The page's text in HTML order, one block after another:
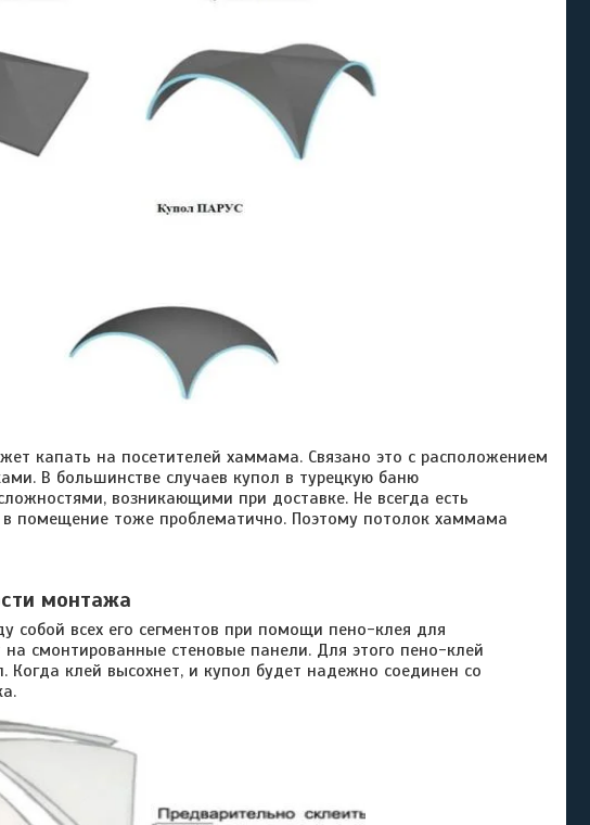
капать на посетителей хаммама. Связано это с расположением
В большинстве случаев купол в турецкую баню
возникающими при доставке. Не всегда есть
помещение тоже проблематично. Поэтому потолок хаммама
монтажа
всех его сегментов при помощи пено-клея для
смонтированные стеновые панели. Для этого пено-клей
клей высохнет, и купол будет надежно соединен со